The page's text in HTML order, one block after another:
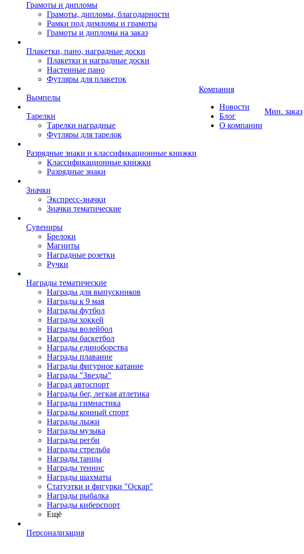
Грамоты и дипломы
Грамоты, дипломы, благодарности
Рамки под димломы и грамоты
Грамоты и дипломы на заказ
Плакетки, пано, наградные доски
Плакетки и наградные доски
Настенные пано
Футляры для плакеток
Вымпелы
Тарелки
Тарелки наградные
Футляры для тарелок
Разрядные знаки и классификационные книжки
Классификационные книжки
Разрядные знаки
Значки
Экспресс-значки
Значки тематические
Сувениры
Брелоки
Магниты
Наградные розетки
Ручки
Награды тематические
Награды для выпускников
Награды к 9 мая
Награды футбол
Награды хоккей
Награды волейбол
Награды баскетбол
Награды единоборства
Награды плавание
Награды фигурное катание
Награды "Звезды"
Наград автоспорт
Награды бег, легкая атлетика
Награды гимнастика
Награды конный спорт
Награды лыжи
Награды музыка
Награды регби
Награды стрельба
Награды танцы
Награды теннис
Награды шахматы
Статуэтки и фигурки "Оскар"
Награды рыбалка
Награды киберспорт
Ещё
Персонализация
Компания
Новости
Блог
О компании
Мин. заказ